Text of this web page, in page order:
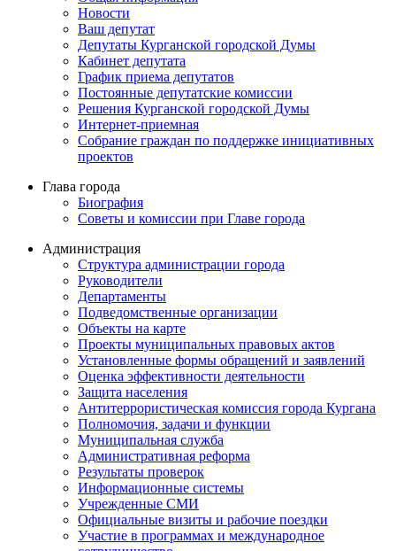
Новости
Ваш депутат
Депутаты Курганской городской Думы
Кабинет депутата
График приема депутатов
Постоянные депутатские комиссии
Решения Курганской городской Думы
Интернет-приемная
Собрание граждан по поддержке инициативных
проектов
Глава города
Биография
Советы и комиссии при Главе города
Администрация
Структура администрации города
Руководители
Департаменты
Подведомственные организации
Объекты на карте
Проекты муниципальных правовых актов
Установленные формы обращений и заявлений
Оценка эффективности деятельности
Защита населения
Антитеррористическая комиссия города Кургана
Полномочия, задачи и функции
Муниципальная служба
Административная реформа
Результаты проверок
Информационные системы
Учрежденные СМИ
Официальные визиты и рабочие поездки
Участие в программах и международное